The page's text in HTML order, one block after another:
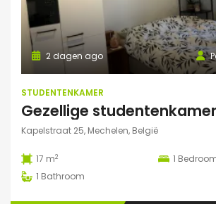
2 dagen ago
STUDENTENKAMER
Kapelstraat 25, Mechelen, België
17 m2 1
1 Bathroom